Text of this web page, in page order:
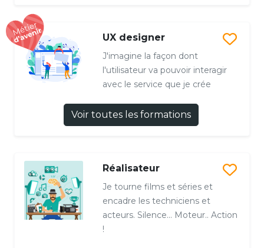
UX designer
J'imagine la façon dont
l'utilisateur va pouvoir interagir
avec le service que je crée
Voir toutes les formations
Réalisateur
Je tourne films et séries et
encadre les techniciens et
acteurs. Silence... Moteur.. Action
!